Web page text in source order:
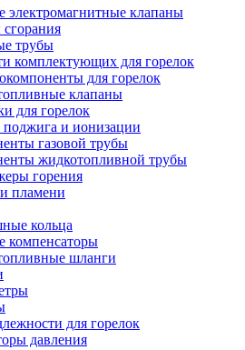
электромагнитные клапаны
трубы
комплектующих для горелок
для горелок
клапаны
для горелок
поджига и ионизации
газовой трубы
жидкотопливной трубы
горения
пламени
кольца
компенсаторы
шланги
для горелок
давления